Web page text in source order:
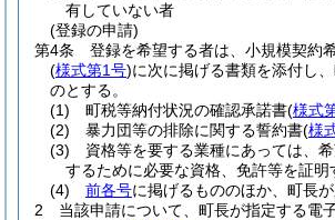
有していない者
(登録の申請)
第4条
登録を希望する者は、小規模契約
(様式第1号)に次に掲げる書類を添付し
のとする。
(1)
町税等納付状況の確認承諾書(様式
(2)
暴力団等の排除に関する誓約書(様
(3)
資格等を要する業種にあっては、
するために必要な資格、免許等を証明
(4)
前各号に掲げるもののほか、町長
2
当該申請について、町長が指定する電